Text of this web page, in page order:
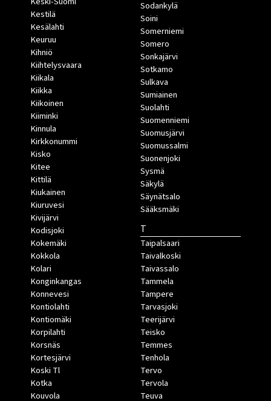
Kestilä
Kesälahti
Keuruu
Kihniö
Kiihtelysvaara
Kiikala
Kiikka
Kiikoinen
Kiiminki
Kinnula
Kirkkonummi
Kisko
Kitee
Kittilä
Kiukainen
Kiuruvesi
Kivijärvi
Kodisjoki
Kokemäki
Kokkola
Kolari
Konginkangas
Konnevesi
Kontiolahti
Kontiomäki
Korpilahti
Korsnäs
Kortesjärvi
Koski Tl
Kotka
Kouvola
Sodankylä
Soini
Somerniemi
Somero
Sonkajärvi
Sotkamo
Sulkava
Sumiainen
Suolahti
Suomenniemi
Suomusjärvi
Suomussalmi
Suonenjoki
Sysmä
Säkylä
Säynätsalo
Sääksmäki
T
Taipalsaari
Taivalkoski
Taivassalo
Tammela
Tampere
Tarvasjoki
Teerijärvi
Teisko
Temmes
Tenhola
Tervo
Tervola
Teuva